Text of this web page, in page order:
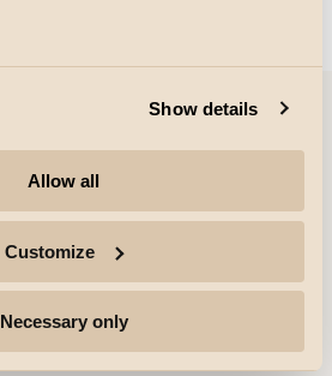
Show details
Allow all
Customize
Necessary only